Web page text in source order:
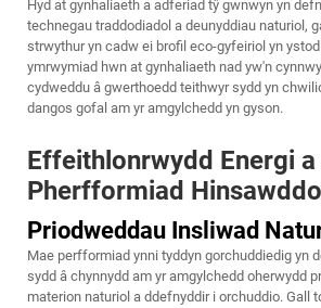
Hyd at gynhaliaeth a adferiad tŷ gwnwyn yn
technegau traddodiadol a deunyddiau naturiol,
strwythur yn cadw ei brofil eco-gyfeiriol yn
ymrwymiad hwn at gynhaliaeth nad yw'n
cydweddu â gwerthoedd teithwyr sydd yn
dangos gofal am yr amgylchedd yn gyson.
Effeithlonrwydd Energi a
Pherfformiad Hinsawddol
Priodweddau Insliwad
Mae perfformiad ynni tyddyn gorchuddiedig yn
sydd â chynnydd am yr amgylchedd oherwydd
materion naturiol a ddefnyddir i orchuddio. Gall